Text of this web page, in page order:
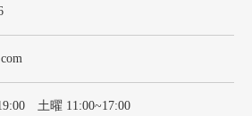
土曜 11:00~17:00